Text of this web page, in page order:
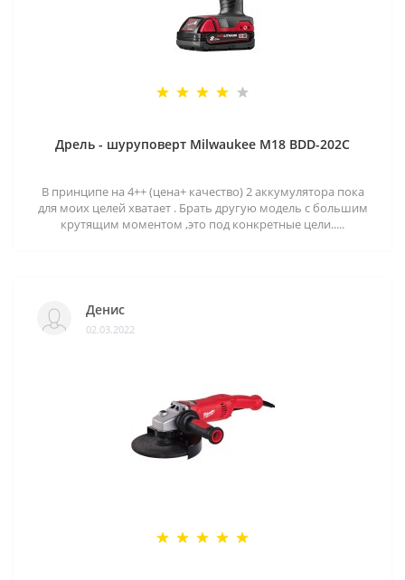
Дрель - шуруповерт Milwaukee M18 BDD-202C
В принципе на 4++ (цена+ качество) 2 аккумулятора пока
для моих целей хватает . Брать другую модель с большим
крутящим моментом ,это под конкретные цели.....
Денис
02.03.2022